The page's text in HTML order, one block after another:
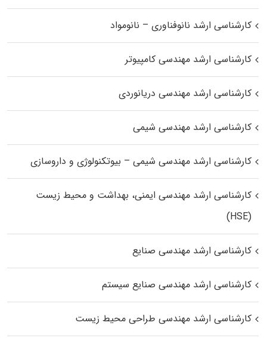
کارشناسی ارشد نانوفناوری – نانومواد
کارشناسی ارشد مهندسی کامپیوتر
کارشناسی ارشد مهندسی دریانوردی
کارشناسی ارشد مهندسی شیمی
کارشناسی ارشد مهندسی شیمی – بیوتکنولوژی و داروسازی
کارشناسی ارشد مهندسی ایمنی، بهداشت و محیط زیست
(HSE)
کارشناسی ارشد مهندسی صنایع
کارشناسی ارشد مهندسی صنایع سیستم
کارشناسی ارشد مهندسی طراحی محیط زیست